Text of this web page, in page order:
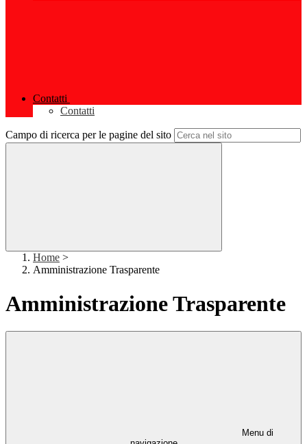
Contatti
Contatti
Campo di ricerca per le pagine del sito
Home >
Amministrazione Trasparente
Amministrazione Trasparente
Menu di